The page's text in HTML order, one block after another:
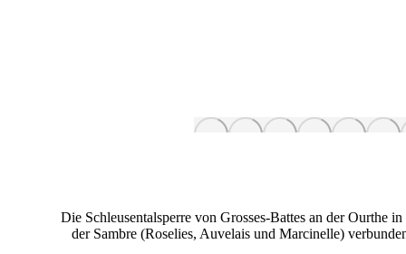
Die Schleusentalsperre von Grosses-Battes an der Ourthe
der Sambre (Roselies, Auvelais und Marcinelle)